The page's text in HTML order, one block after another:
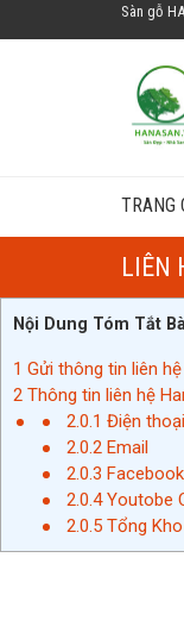
Sàn gỗ
TRANG
LIÊN
Nội Dung Tóm Tắt
1 Gửi thông tin liên hệ
2 Thông tin liên hệ
2.0.1 Điện thoại
2.0.2 Email
2.0.3 Facebook
2.0.4Youtobe
2.0.5 Tổng Kho